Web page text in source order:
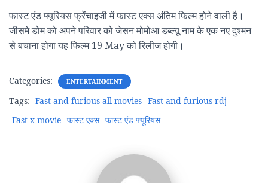
फास्ट एंड फ्यूरियस फ्रेंचाइजी में फास्ट एक्स अंतिम फिल्म होने वाली है।
जीसमे डोम को अपने परिवार को जेसन मोमोआ डब्ल्यू नाम के एक नए दुश्मन
से बचाना होगा यह फिल्म 19 May को रिलीज होगी।
Categories: ENTERTAINMENT
Tags: Fast and furious all movies Fast and furious rdj
Fast x movie फास्ट एक्स फास्ट एंड फ्यूरियस